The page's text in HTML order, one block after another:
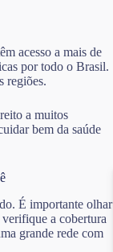
acesso a mais de
por todo o Brasil.
regiões.
a muitos
bem da saúde
É importante olhar
a cobertura
grande rede com